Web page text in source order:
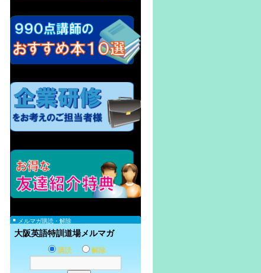
メルマガ購読・解除
大阪英語特訓道場メルマガ
購読 解除